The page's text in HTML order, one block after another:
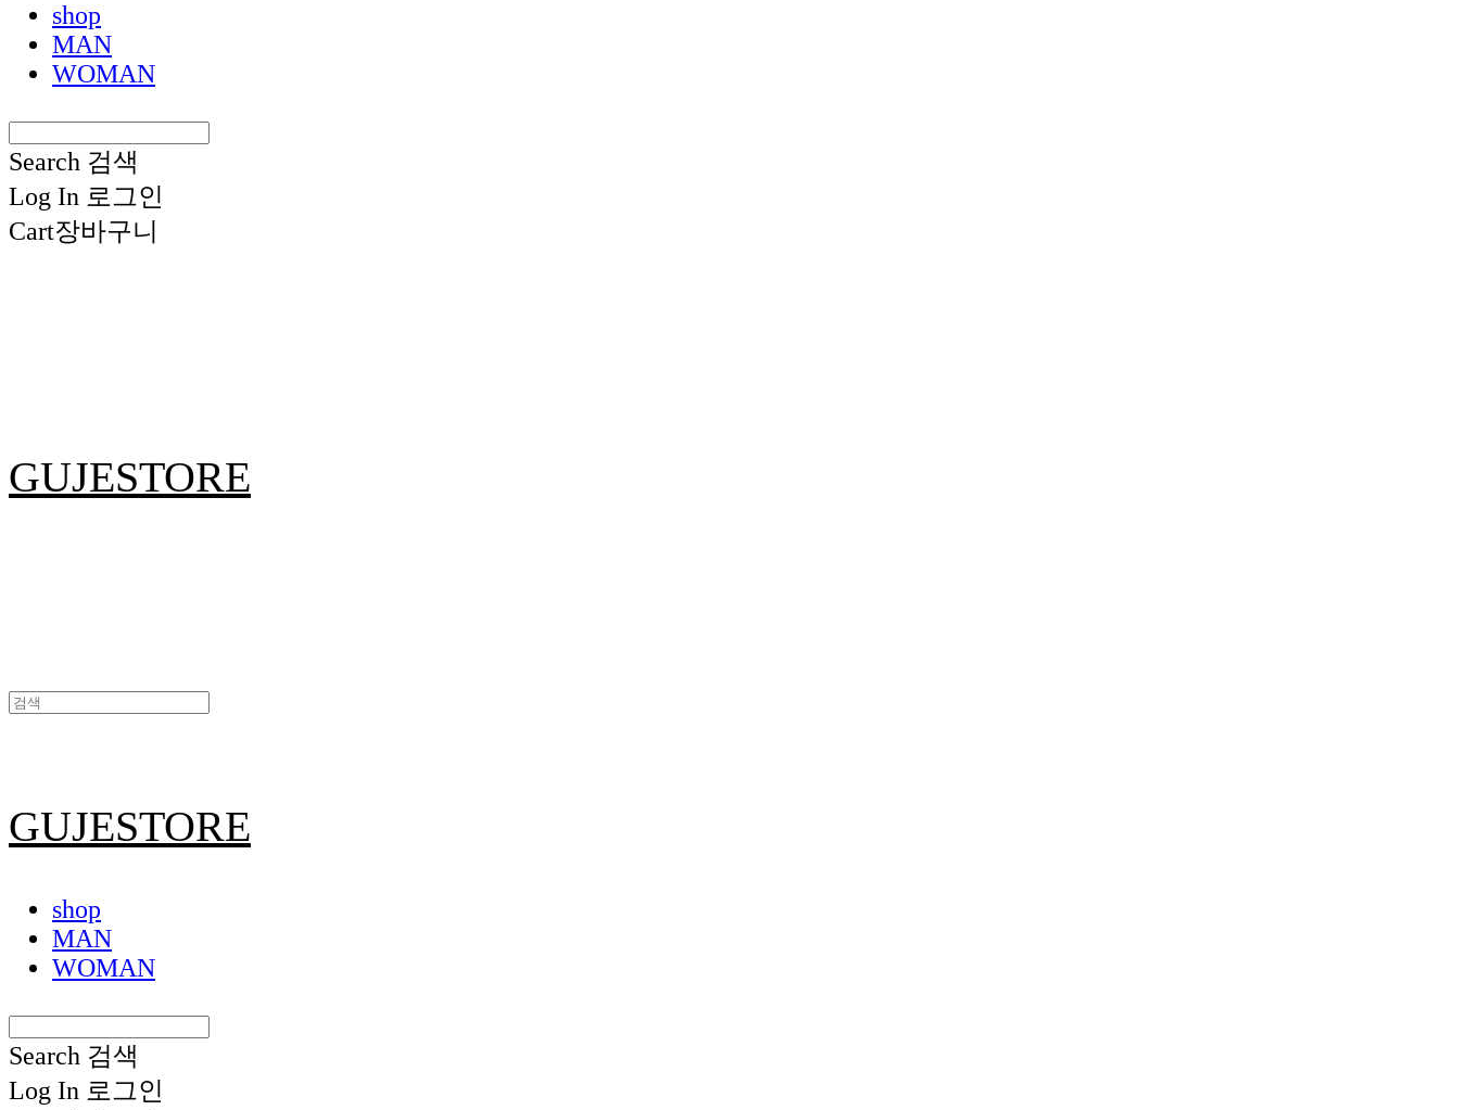
shop
MAN
WOMAN
Search 검색
Log In 로그인
Cart장바구니
GUJESTORE
GUJESTORE
shop
MAN
WOMAN
Search 검색
Log In 로그인